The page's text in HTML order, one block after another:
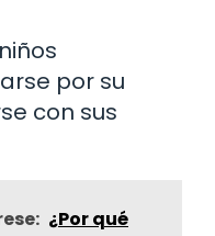
por su
con sus
¿Por qué